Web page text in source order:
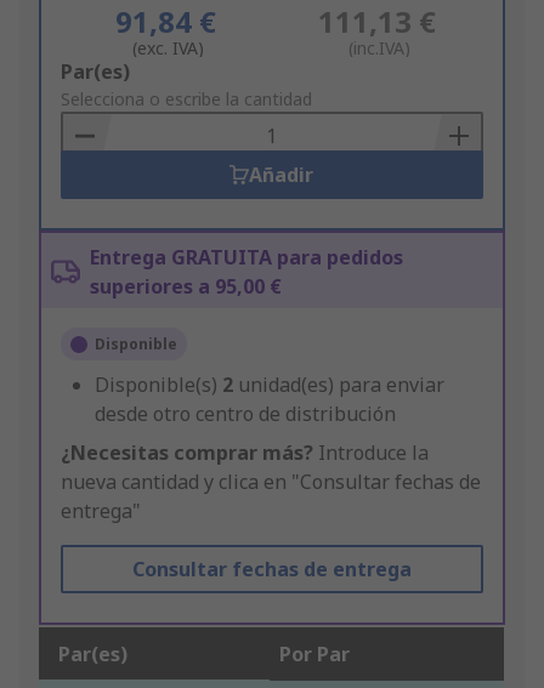
91,84 €
(exc. IVA)
111,13 €
(inc.IVA)
Add
to
Basket
Par(es)
Selecciona o escribe la cantidad
Añadir
Entrega GRATUITA para pedidos
superiores a 95,00 €
Disponible
Disponible(s) 2 unidad(es) para enviar
desde otro centro de distribución
¿Necesitas comprar más? Introduce la
nueva cantidad y clica en "Consultar fechas de
entrega"
Consultar fechas de entrega
Par(es) Por Par